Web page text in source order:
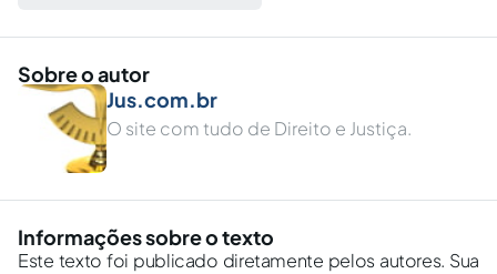
Sobre o autor
Jus.com.br
O site com tudo de Direito e Justiça.
Informações sobre o texto
Este texto foi publicado diretamente pelos autores. Sua